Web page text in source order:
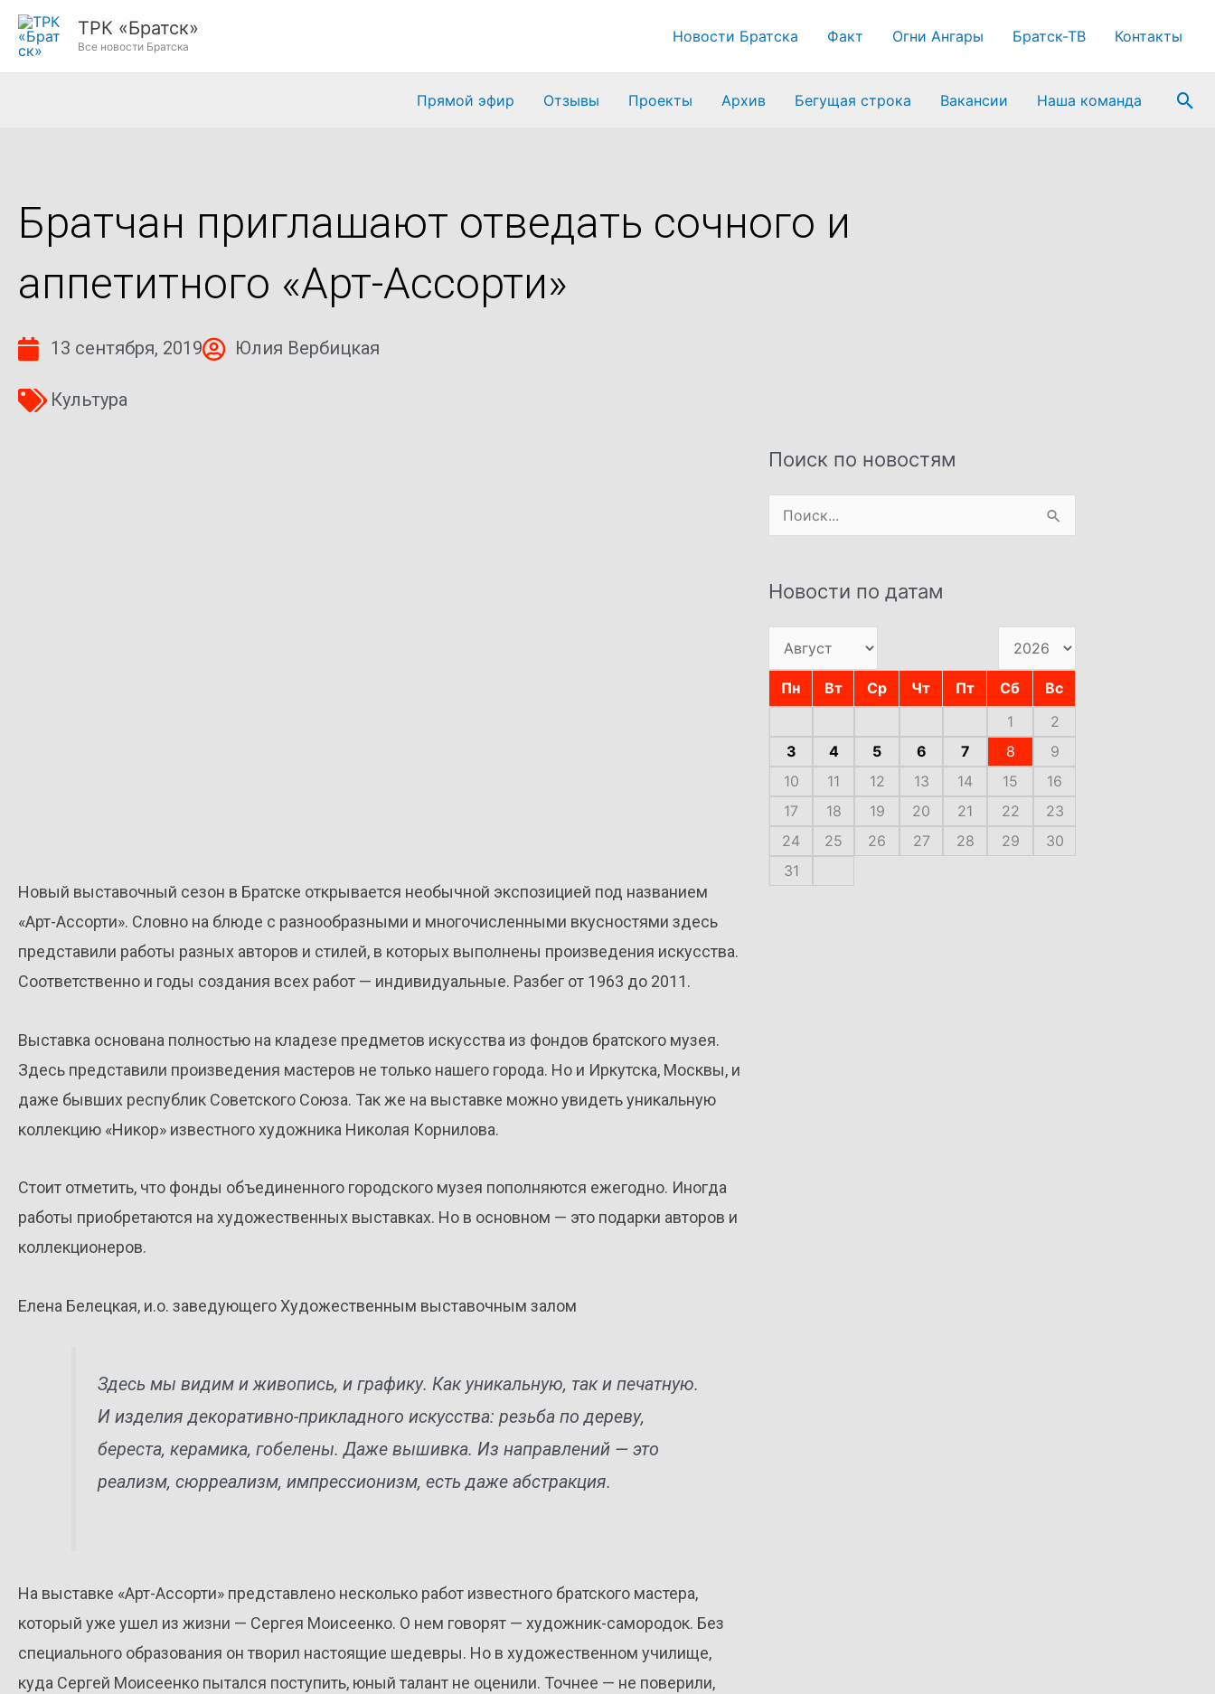
Перейти
ТРК «Братск»
Все новости Братска
Новости Братска Факт Огни Ангары Братск-ТВ Контакты
Прямой эфир Отзывы Проекты Архив Бегущая строка Вакансии Наша команда
Братчан приглашают отведать сочного и
аппетитного «Арт-Ассорти»
13 сентября, 2019 Юлия Вербицкая
Культура
Новый выставочный сезон в Братске открывается необычной экспозицией под названием
«Арт-Ассорти». Словно на блюде с разнообразными и многочисленными вкусностями здесь
представили работы разных авторов и стилей, в которых выполнены произведения искусства.
Соответственно и годы создания всех работ — индивидуальные. Разбег от 1963 до 2011.
Выставка основана полностью на кладезе предметов искусства из фондов братского музея.
Здесь представили произведения мастеров не только нашего города. Но и Иркутска, Москвы, и
даже бывших республик Советского Союза. Так же на выставке можно увидеть уникальную
коллекцию «Никор» известного художника Николая Корнилова.
Стоит отметить, что фонды объединенного городского музея пополняются ежегодно. Иногда
работы приобретаются на художественных выставках. Но в основном — это подарки авторов и
коллекционеров.
Елена Белецкая, и.о. заведующего Художественным выставочным залом
Здесь мы видим и живопись, и графику. Как уникальную, так и печатную.
И изделия декоративно-прикладного искусства: резьба по дереву,
береста, керамика, гобелены. Даже вышивка. Из направлений — это
реализм, сюрреализм, импрессионизм, есть даже абстракция.
На выставке «Арт-Ассорти» представлено несколько работ известного братского мастера,
который уже ушел из жизни — Сергея Моисеенко. О нем говорят — художник-самородок. Без
специального образования он творил настоящие шедевры. Но в художественном училище,
куда Сергей Моисеенко пытался поступить, юный талант не оценили. Точнее — не поверили,
Поиск по новостям
Поиск:
Новости по датам
Пн Вт Ср Чт Пт Сб
Вс
1
2
3
4 5 6 7 8
9
10
11 12 13 14 15
16
17
18 19 20 21 22
23
24
25 26 27 28 29
30
31